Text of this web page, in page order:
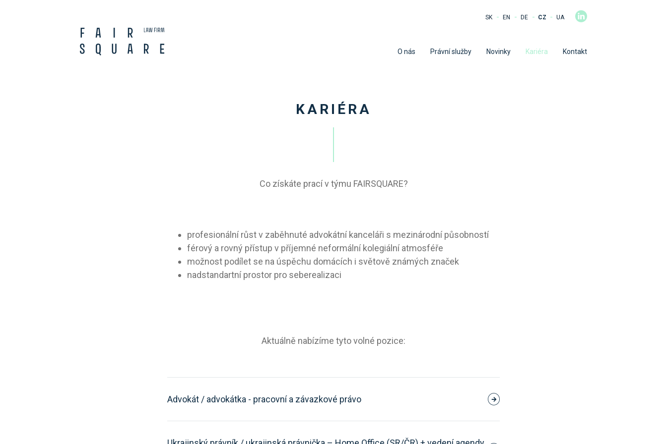
SK - EN - DE - CZ - UA
O nás Právní služby Novinky Kariéra Kontakt
KARIÉRA
Co získáte prací v týmu FAIRSQUARE?
profesionální růst v zaběhnuté advokátní kanceláři s mezinárodní působností
férový a rovný přístup v příjemné neformální kolegiální atmosféře
možnost podílet se na úspěchu domácích i světově známých značek
nadstandartní prostor pro seberealizaci
Aktuálně nabízíme tyto volné pozice:
Advokát / advokátka - pracovní a závazkové právo